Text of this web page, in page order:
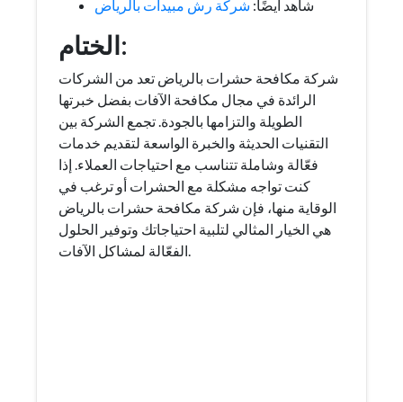
شاهد أيضًا: شركة رش مبيدات بالرياض
الختام:
شركة مكافحة حشرات بالرياض تعد من الشركات
الرائدة في مجال مكافحة الآفات بفضل خبرتها
الطويلة والتزامها بالجودة. تجمع الشركة بين
التقنيات الحديثة والخبرة الواسعة لتقديم خدمات
فعّالة وشاملة تتناسب مع احتياجات العملاء. إذا
كنت تواجه مشكلة مع الحشرات أو ترغب في
الوقاية منها، فإن شركة مكافحة حشرات بالرياض
هي الخيار المثالي لتلبية احتياجاتك وتوفير الحلول
الفعّالة لمشاكل الآفات.